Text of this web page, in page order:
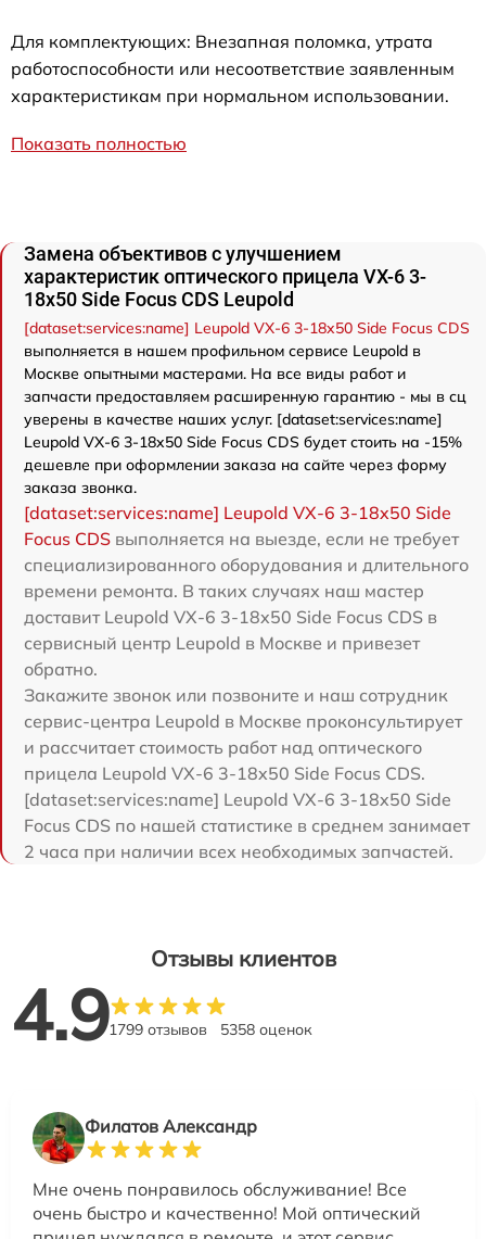
Для комплектующих: Внезапная поломка, утрата
работоспособности или несоответствие заявленным
характеристикам при нормальном использовании.
Показать полностью
Замена объективов с улучшением
характеристик оптического прицела VX-6 3-
18x50 Side Focus CDS Leupold
[dataset:services:name] Leupold VX-6 3-18x50 Side Focus CDS
выполняется в нашем профильном сервисе Leupold в
Москве опытными мастерами. На все виды работ и
запчасти предоставляем расширенную гарантию - мы в сц
уверены в качестве наших услуг. [dataset:services:name]
Leupold VX-6 3-18x50 Side Focus CDS будет стоить на -15%
дешевле при оформлении заказа на сайте через форму
заказа звонка.
[dataset:services:name] Leupold VX-6 3-18x50 Side
Focus CDS выполняется на выезде, если не требует
специализированного оборудования и длительного
времени ремонта. В таких случаях наш мастер
доставит Leupold VX-6 3-18x50 Side Focus CDS в
сервисный центр Leupold в Москве и привезет
обратно.
Закажите звонок или позвоните и наш сотрудник
сервис-центра Leupold в Москве проконсультирует
и рассчитает стоимость работ над оптического
прицела Leupold VX-6 3-18x50 Side Focus CDS.
[dataset:services:name] Leupold VX-6 3-18x50 Side
Focus CDS по нашей статистике в среднем занимает
2 часа при наличии всех необходимых запчастей.
Отзывы клиентов
4.91799 отзывов 5358 оценок
Филатов Александр
Мне очень понравилось обслуживание! Все
очень быстро и качественно! Мой оптический